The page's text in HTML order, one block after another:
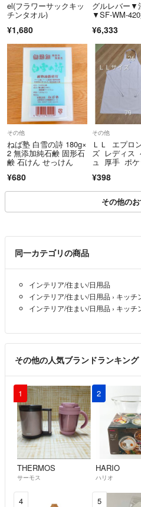
el(フラワーサックキッ
チンタオル)
¥1,680
グルレバー▼
▼SF-WM-
道 リフォー
¥6,333
その他
ねば塾 白雪の詩 180g×
2 無添加純石鹸 固形石
鹸 石けん せっけん
¥680
その他
ＬＬ エプロ
ズ レディス
ュ 厚手 ポケ
¥398
その他の
同一カテゴリの商品
インテリア/住まい/日用品
インテリア/住まい/日用品 › キッチ
インテリア/住まい/日用品 › キッチ
その他の人気ブランドランキング
1
THERMOS
サーモス
2
HARIO
ハリオ
4 5